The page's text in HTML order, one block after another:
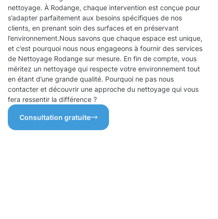
nettoyage. À Rodange, chaque intervention est conçue pour
s’adapter parfaitement aux besoins spécifiques de nos
clients, en prenant soin des surfaces et en préservant
l’environnement.Nous savons que chaque espace est unique,
et c’est pourquoi nous nous engageons à fournir des services
de Nettoyage Rodange sur mesure. En fin de compte, vous
méritez un nettoyage qui respecte votre environnement tout
en étant d’une grande qualité. Pourquoi ne pas nous
contacter et découvrir une approche du nettoyage qui vous
fera ressentir la différence ?
Consultation gratuite